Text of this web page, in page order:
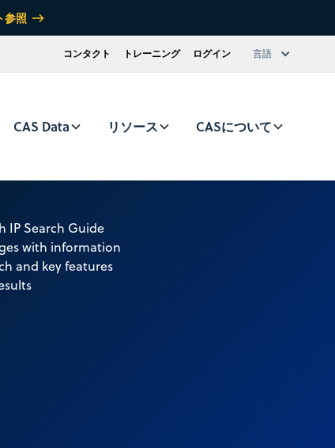
参照
コンタクト トレーニング ログイン 言語
CAS Data リソース CASについて